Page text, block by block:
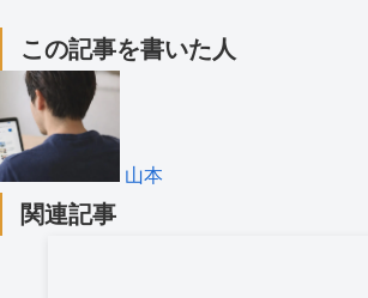
この記事を書いた人
山本
関連記事